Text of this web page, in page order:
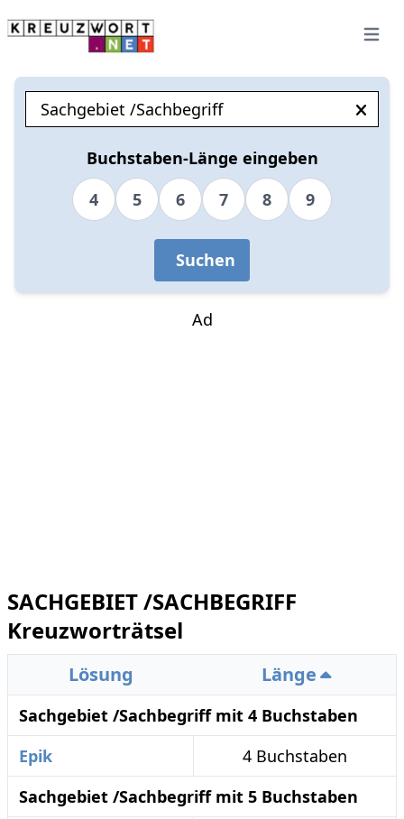
Open
Buchstaben-Länge eingeben
4
5 6 7 8 9
Suchen
Ad
SACHGEBIET /SACHBEGRIFF
Kreuzworträtsel
Lösung Länge
Sachgebiet /Sachbegriff mit 4 Buchstaben
Epik
4 Buchstaben
Sachgebiet /Sachbegriff mit 5 Buchstaben